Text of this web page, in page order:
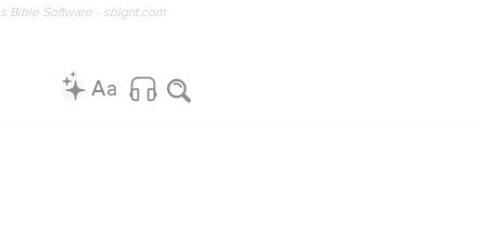
Bible Software - sblgnt.com